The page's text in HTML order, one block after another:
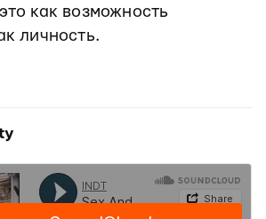
как возможность
личность.